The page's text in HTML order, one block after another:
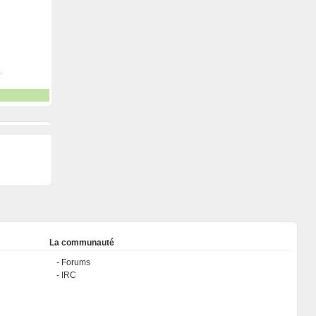
La communauté
Forums
IRC